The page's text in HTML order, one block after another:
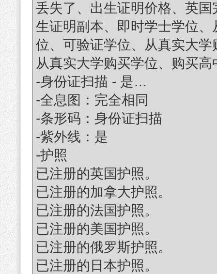
丢失了、出生证明价格、英
生证明副本、即时学士学位
位、可验证学位、从真实大
从真实大学购买学位、购买
-身份证扫描 - 是…
-全息图：完全相同
-条形码：身份证扫描
-紫外线：是
-护照
已注册的英国护照。
已注册的加拿大护照。
已注册的法国护照。
已注册的美国护照。
已注册的俄罗斯护照。
已注册的日本护照。